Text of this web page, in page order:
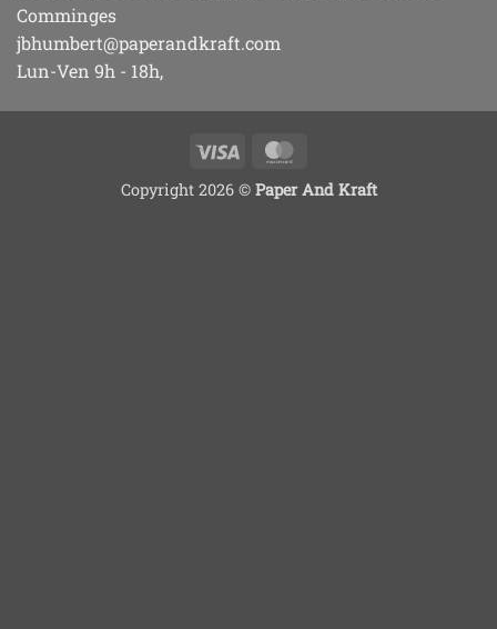
Comminges
jbhumbert@paperandkraft.com
Lun-Ven 9h - 18h,
Visa
Copyright 2026 © Paper And Kraft